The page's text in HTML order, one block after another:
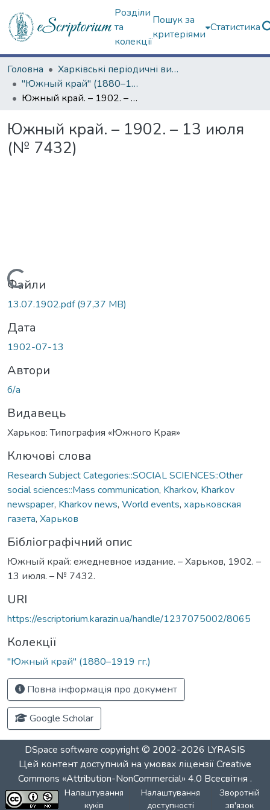
Розділи
та
колекції
Пошук за
критеріями
Статистика
Головна
Харківські періодичні видання
"Южный край" (1880–1919 гг.)
Южный край. – 1902. – 13 июля (№ 7432)
Южный край. – 1902. – 13 июля
(№ 7432)
Вантажиться...
Файли
13.07.1902.pdf(97,37 MB)
Дата
1902-07-13
Автори
б/а
Видавець
Харьков: Типография «Южного Края»
Ключові слова
Research Subject Categories::SOCIAL SCIENCES::Other
social sciences::Mass communication, Kharkov, Kharkov
newspaper, Kharkov news, World events, харьковская
газета, Харьков
Бібліографічний опис
Южный край: ежедневное издание. – Харьков, 1902. –
13 июля. – № 7432.
URI
https://escriptorium.karazin.ua/handle/1237075002/8065
Колекції
"Южный край" (1880–1919 гг.)
Повна інформація про документ
Google Scholar
DSpace software copyright © 2002-2026 LYRASIS
Цей контент доступний на умовах ліцензіїCreative
Commons «Attribution-NonCommercial» 4.0 Всесвітня .
Налаштування
куків
Налаштування
доступності
Зворотній
зв'язок